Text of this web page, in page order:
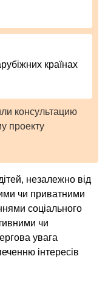
країнах
консультацию
проекту
незалежно від
чи приватними
соціального
чи
увага
інтересів